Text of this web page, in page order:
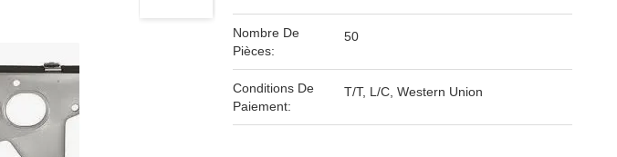
Nombre De
Pièces:
50
Conditions De
Paiement:
T/T, L/C, Western Union